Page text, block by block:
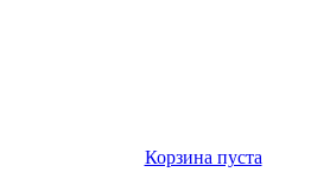
Корзина пуста